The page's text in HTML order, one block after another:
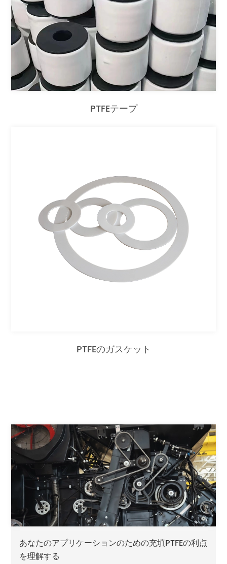
PTFEテープ
PTFEのガスケット
あなたのアプリケーションのための充填PTFEの利点
を理解する